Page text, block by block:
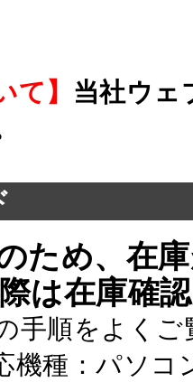
て】 当社ウェ
イド
ため、在
は在庫確
手順をよくご
機種：パソ